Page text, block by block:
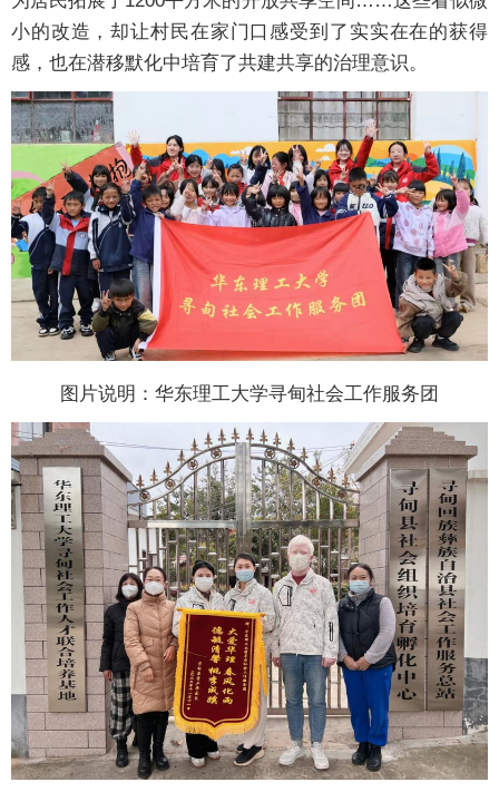
小的改造，却让村民在家门口感受到了实实在在的获得
感，也在潜移默化中培育了共建共享的治理意识。
图片说明：华东理工大学寻甸社会工作服务团